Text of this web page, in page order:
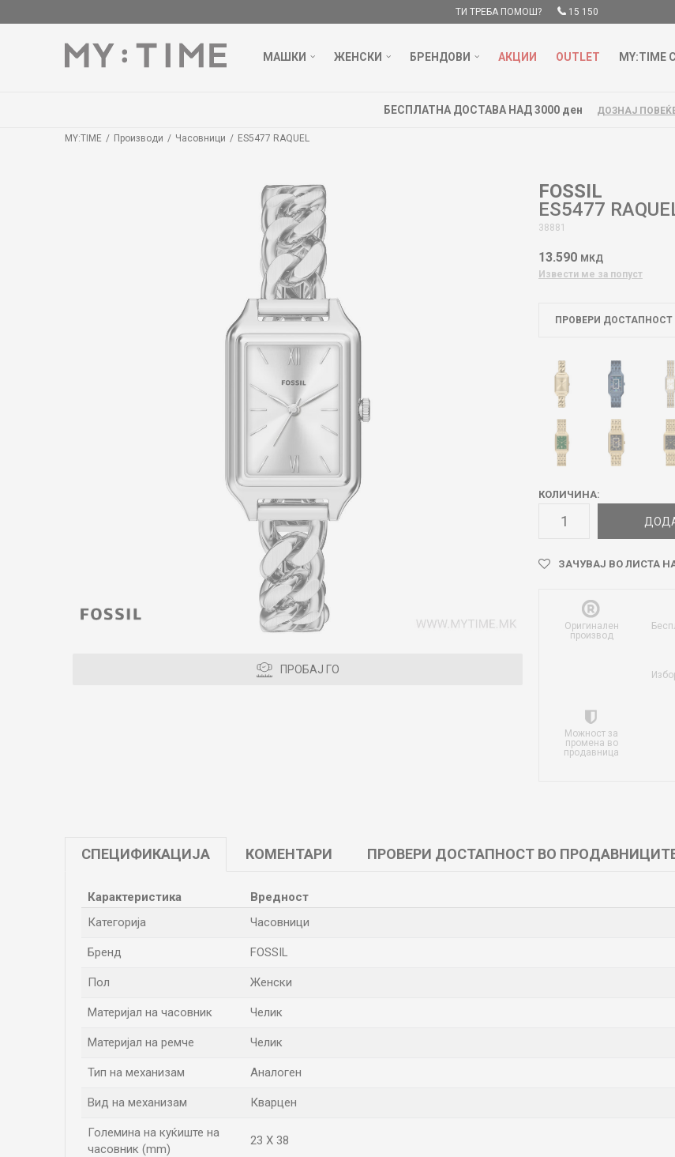
ТИ ТРЕБА ПОМОШ? 15 150
МАШКИ ЖЕНСКИ БРЕНДОВИ АКЦИИ OUTLET MY:TIME
БЕСПЛАТНА ДОСТАВА НАД 3000 ден ДОЗНАЈ
MY:TIME Производи Часовници ES5477 RAQUEL
ПРОБАЈ ГО
FOSSIL
ES5477
38881
13.590 МКД
Извести ме за попуст
ПРОВЕРИ ДОСТАПНОСТ
КОЛИЧИНА:
ЗАЧУВАЈ ВО ЛИСТА
Оригинален
производ
Можност за
промена во
продавница
СПЕЦИФИКАЦИЈА КОМЕНТАРИ ПРОВЕРИ ДОСТАПНОСТ ВО
Карактеристика
Вредност
Категорија
Часовници
Бренд FOSSIL
Пол Женски
Материјал на часовник Челик
Материјал на ремче Челик
Тип на механизам Аналоген
Вид на механизам Кварцен
Големина на куќиште на
часовник (mm)
23 X 38